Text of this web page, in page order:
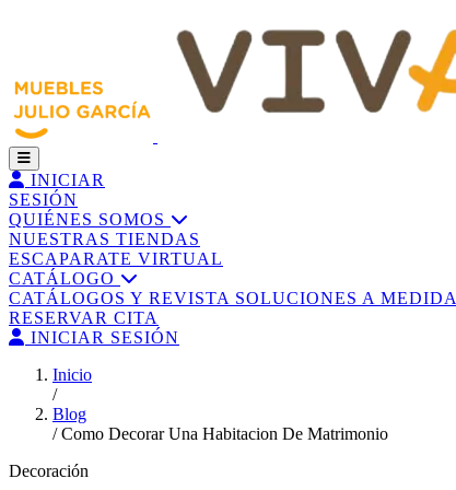
INICIAR
SESIÓN
QUIÉNES SOMOS
NUESTRAS TIENDAS
ESCAPARATE VIRTUAL
CATÁLOGO
CATÁLOGOS Y REVISTA SOLUCIONES A MEDIDA
RESERVAR CITA
INICIAR SESIÓN
Inicio
/
Blog
/ Como Decorar Una Habitacion De Matrimonio
Decoración